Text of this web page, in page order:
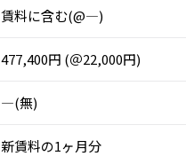
賃料に含む(@―)
477,400円 (＠22,000円)
―(無)
新賃料の1ヶ月分